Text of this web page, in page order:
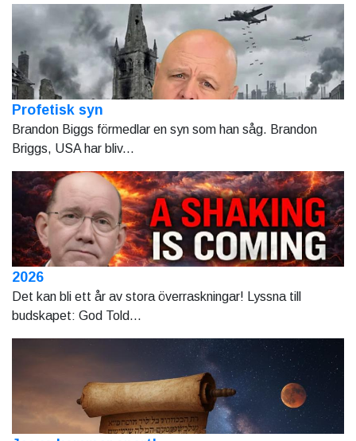
Profetisk syn
Brandon Biggs förmedlar en syn som han såg. Brandon
Briggs, USA har bliv...
2026
Det kan bli ett år av stora överraskningar! Lyssna till
budskapet: God Told...